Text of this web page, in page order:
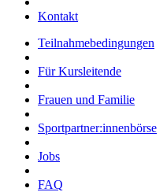
Kontakt
Teilnahmebedingungen
Für Kursleitende
Frauen und Familie
Sportpartner:innenbörse
Jobs
FAQ